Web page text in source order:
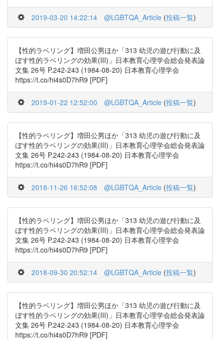
2019-03-20 14:22:14 @LGBTQA_Article (投稿一覧)
【性的ラベリング】増田公男ほか「313 幼児の遊び行動に及
ぼす性的ラベリングの効果(III)」日本教育心理学会総会発表論
文集 26号 P.242-243 (1984-08-20) 日本教育心理学会
https://t.co/hi4s0D7hR9 [PDF]
2019-01-22 12:52:00 @LGBTQA_Article (投稿一覧)
【性的ラベリング】増田公男ほか「313 幼児の遊び行動に及
ぼす性的ラベリングの効果(III)」日本教育心理学会総会発表論
文集 26号 P.242-243 (1984-08-20) 日本教育心理学会
https://t.co/hi4s0D7hR9 [PDF]
2018-11-26 16:52:08 @LGBTQA_Article (投稿一覧)
【性的ラベリング】増田公男ほか「313 幼児の遊び行動に及
ぼす性的ラベリングの効果(III)」日本教育心理学会総会発表論
文集 26号 P.242-243 (1984-08-20) 日本教育心理学会
https://t.co/hi4s0D7hR9 [PDF]
2018-09-30 20:52:14 @LGBTQA_Article (投稿一覧)
【性的ラベリング】増田公男ほか「313 幼児の遊び行動に及
ぼす性的ラベリングの効果(III)」日本教育心理学会総会発表論
文集 26号 P.242-243 (1984-08-20) 日本教育心理学会
https://t.co/hi4s0D7hR9 [PDF]